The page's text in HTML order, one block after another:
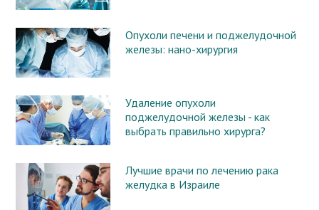
Опухоли печени и поджелудочной
железы: нано-хирургия
Удаление опухоли
поджелудочной железы - как
выбрать правильно хирурга?
Лучшие врачи по лечению рака
желудка в Израиле